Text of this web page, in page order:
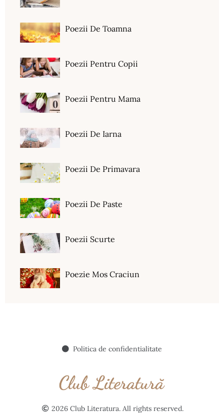
Poezii De Toamna
Poezii Pentru Copii
Poezii Pentru Mama
Poezii De Iarna
Poezii De Primavara
Poezii De Paste
Poezii Scurte
Poezie Mos Craciun
Politica de confidentialitate
2026 Club Literatura. All rights reserved.